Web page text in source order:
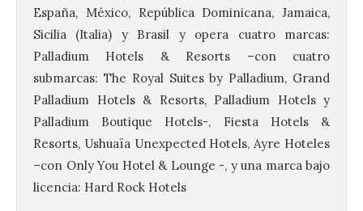
España, México, República Dominicana, Jamaica,
Sicilia (Italia) y Brasil y opera cuatro marcas:
Palladium Hotels & Resorts –con cuatro
submarcas: The Royal Suites by Palladium, Grand
Palladium Hotels & Resorts, Palladium Hotels y
Palladium Boutique Hotels-, Fiesta Hotels &
Resorts, Ushuaïa Unexpected Hotels, Ayre Hoteles
–con Only You Hotel & Lounge -, y una marca bajo
licencia: Hard Rock Hotels
La UPSA impulsa la